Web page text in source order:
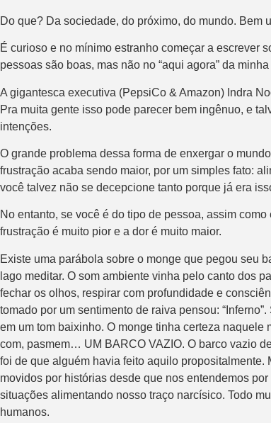
Do que? Da sociedade, do próximo, do mundo. Bem
É curioso e no mínimo estranho começar a escrever
pessoas são boas, mas não no “aqui agora” da
A gigantesca executiva (PepsiCo & Amazon) Indra
Pra muita gente isso pode parecer bem ingênuo, e
intenções.
O grande problema dessa forma de enxergar o
frustração acaba sendo maior, por um simples fato:
você talvez não se decepcione tanto porque já era
No entanto, se você é do tipo de pessoa, assim
frustração é muito pior e a dor é muito maior.
Existe uma parábola sobre o monge que pegou seu
lago meditar. O som ambiente vinha pelo canto dos
fechar os olhos, respirar com profundidade e
tomado por um sentimento de raiva pensou:
em um tom baixinho. O monge tinha certeza
com, pasmem… UM BARCO VAZIO. O barco vazio
foi de que alguém havia feito aquilo
movidos por histórias desde que nos entendemos
situações alimentando nosso traço narcísico. Todo
humanos.